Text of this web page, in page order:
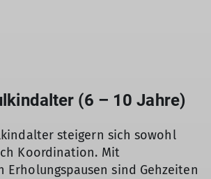
(6 – 10 Jahre)
steigern sich sowohl
Koordination. Mit
Erholungspausen sind Gehzeiten